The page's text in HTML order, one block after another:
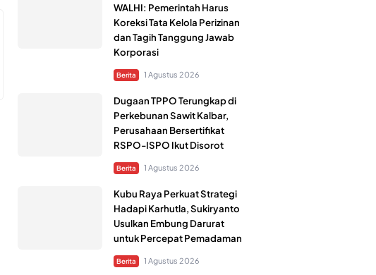
WALHI: Pemerintah Harus
Koreksi Tata Kelola Perizinan
dan Tagih Tanggung Jawab
Korporasi
Berita 1 Agustus 2026
Dugaan TPPO Terungkap di
Perkebunan Sawit Kalbar,
Perusahaan Bersertifikat
RSPO-ISPO Ikut Disorot
Berita 1 Agustus 2026
Kubu Raya Perkuat Strategi
Hadapi Karhutla, Sukiryanto
Usulkan Embung Darurat
untuk Percepat Pemadaman
Berita 1 Agustus 2026